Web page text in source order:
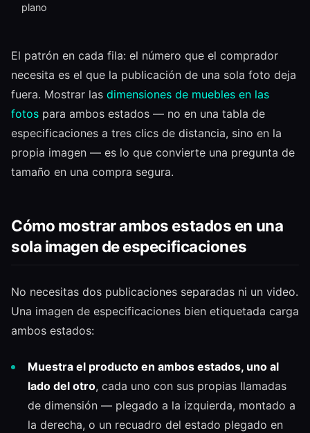
plano
El patrón en cada fila: el número que el comprador
necesita es el que la publicación de una sola foto deja
fuera. Mostrar las dimensiones de muebles en las
fotos para ambos estados — no en una tabla de
especificaciones a tres clics de distancia, sino en la
propia imagen — es lo que convierte una pregunta de
tamaño en una compra segura.
Cómo mostrar ambos estados en una
sola imagen de especificaciones
No necesitas dos publicaciones separadas ni un video.
Una imagen de especificaciones bien etiquetada carga
ambos estados:
Muestra el producto en ambos estados, uno al
lado del otro, cada uno con sus propias llamadas
de dimensión — plegado a la izquierda, montado a
la derecha, o un recuadro del estado plegado en